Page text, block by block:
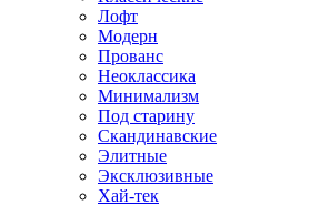
Лофт
Модерн
Прованс
Неоклассика
Минимализм
Под старину
Скандинавские
Элитные
Эксклюзивные
Хай-тек